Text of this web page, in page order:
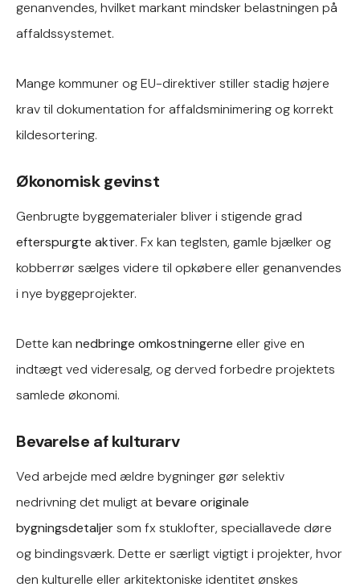
genanvendes, hvilket markant mindsker belastningen på
affaldssystemet.
Mange kommuner og EU-direktiver stiller stadig højere
krav til dokumentation for affaldsminimering og korrekt
kildesortering.
Økonomisk gevinst
Genbrugte byggematerialer bliver i stigende grad
efterspurgte aktiver. Fx kan teglsten, gamle bjælker og
kobberrør sælges videre til opkøbere eller genanvendes
i nye byggeprojekter.
Dette kan nedbringe omkostningerne eller give en
indtægt ved videresalg, og derved forbedre projektets
samlede økonomi.
Bevarelse af kulturarv
Ved arbejde med ældre bygninger gør selektiv
nedrivning det muligt atbevare originale
bygningsdetaljersom fx stuklofter, speciallavede døre
og bindingsværk. Dette er særligt vigtigt i projekter, hvor
den kulturelle eller arkitektoniske identitet ønskes